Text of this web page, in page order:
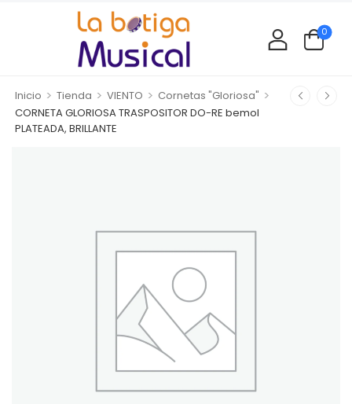
0
Inicio > Tienda > VIENTO > Cornetas "Gloriosa" >
CORNETA GLORIOSA TRASPOSITOR DO-RE bemol
PLATEADA, BRILLANTE